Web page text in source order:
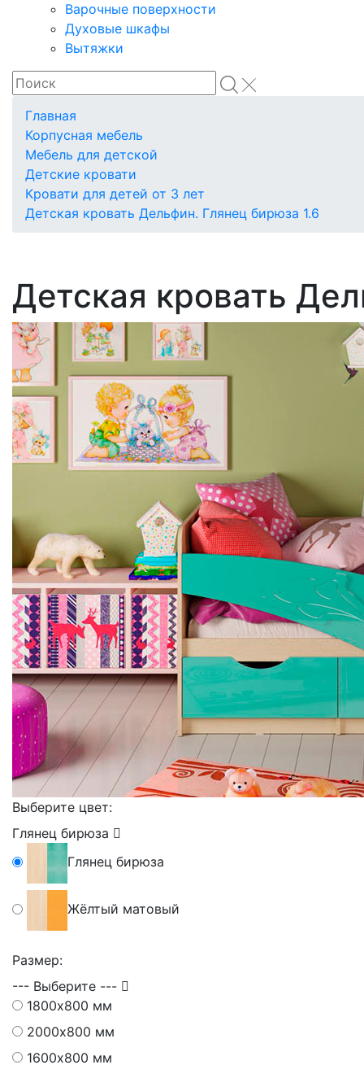
Варочные поверхности
Духовые шкафы
Вытяжки
Главная
Корпусная мебель
Мебель для детской
Детские кровати
Кровати для детей от 3 лет
Детская кровать Дельфин. Глянец бирюза 1.6
Детская кровать
Выберите цвет:
Глянец бирюза
Глянец бирюза
Жёлтый матовый
Размер:
--- Выберите ---
1800х800 мм
2000х800 мм
1600х800 мм